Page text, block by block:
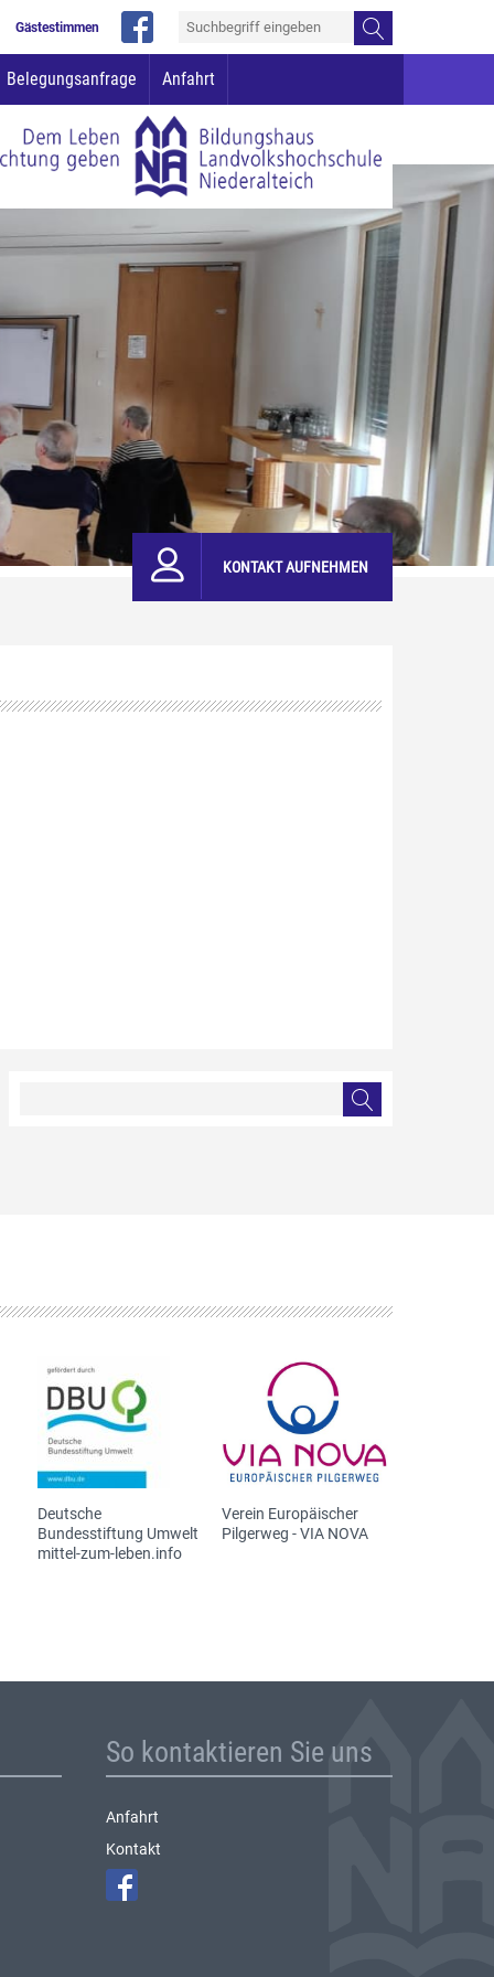
Gästestimmen
Belegungsanfrage Anfahrt
KONTAKT AUFNEHMEN
Deutsche
Bundesstiftung Umwelt
mittel-zum-leben.info
Verein Europäischer
Pilgerweg - VIA NOVA
So kontaktieren Sie uns
Anfahrt
Kontakt